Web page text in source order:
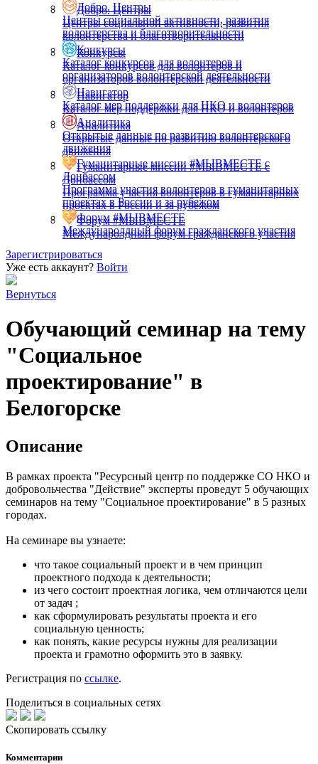
Добро. Центры
Центры социальной активности, развития
волонтерства и благотворительности
Конкурсы
Каталог конкурсов для волонтеров и
организаторов волонтерской деятельности
Навигатор
Каталог мер поддержки для НКО и волонтеров
Аналитика
Открытые данные по развитию волонтерского
движения
Гуманитарные миссии #МЫВМЕСТЕ с
Донбассом
Программа участия волонтеров в гуманитарных
проектах в России и за рубежом
Форум #МЫВМЕСТЕ
Междунаролдный форум гражданского участия
Добро. Центры
Центры социальной активности, развития
волонтерства и благотворительности
Конкурсы
Каталог конкурсов для волонтеров и
организаторов волонтерской деятельности
Навигатор
Каталог мер поддержки для НКО и волонтеров
Аналитика
Открытые данные по развитию волонтерского
движения
Гуманитарные миссии #МЫВМЕСТЕ с
Донбассом
Программа участия волонтеров в гуманитарных
проектах в России и за рубежом
Форум #МЫВМЕСТЕ
Междунаролдный форум гражданского участия
Зарегистрироваться
Уже есть аккаунт? Войти
Вернуться
Обучающий семинар на тему
"Социальное
проектирование" в
Белогорске
Описание
В рамках проекта "Ресурсный центр по поддержке СО НКО и
добровольчества "Действие" эксперты проведут 5 обучающих
семинаров на тему "Социальное проектирование" в 5 разных
городах.
На семинаре вы узнаете:
что такое социальный проект и в чем принцип
проектного подхода к деятельности;
из чего состоит проектная логика, чем отличаются цели
от задач ;
как сформулировать результаты проекта и его
социальную ценность;
как понять, какие ресурсы нужны для реализации
проекта и грамотно оформить это в заявку.
Регистрация по ссылке.
Поделиться в социальных сетях
Скопировать ссылку
Комментарии